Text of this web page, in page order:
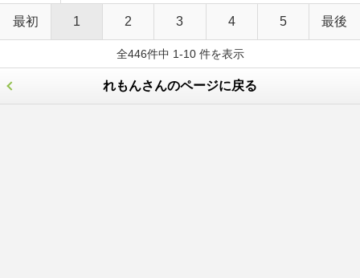
最初 1 2 3 4 5 最後
全446件中 1-10 件を表示
れもんさんのページに戻る